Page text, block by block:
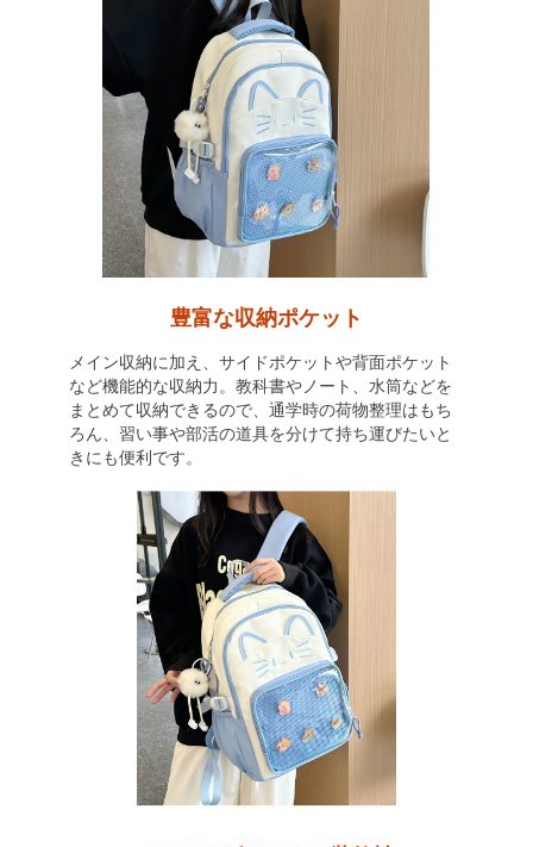
豊富な収納ポケット
メイン収納に加え、サイドポケットや背面ポケット
など機能的な収納力。教科書やノート、水筒などを
まとめて収納できるので、通学時の荷物整理はもち
ろん、習い事や部活の道具を分けて持ち運びたいと
きにも便利です。